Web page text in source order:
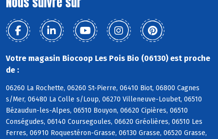
Votre magasin Biocoop Les Pois Bio (06130) est proche
de :
06260 La Rochette, 06260 St-Pierre, 06410 Biot, 06800 Cagnes
s/Mer, 06480 La Colle s/Loup, 06270 Villeneuve-Loubet, 06510
Bézaudun-les-Alpes, 06510 Bouyon, 06620 Cipières, 06510
Conségudes, 06140 Coursegoules, 06620 Gréolières, 06510 Les
Ferres, 06910 Roquestéron-Grasse, 06130 Grasse, 06520 Grasse,